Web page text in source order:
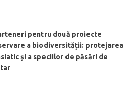
pentru două proiecte
a biodiversității: protejarea
și a speciilor de păsări de